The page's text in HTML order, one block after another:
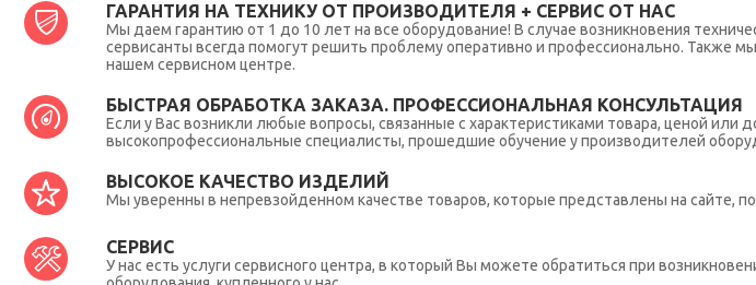
ГАРАНТИЯ НА ТЕХНИКУ ОТ ПРОИЗВОДИТЕЛЯ + СЕРВИС ОТ НАС
Мы даем гарантию от 1 до 10 лет на все оборудование! В случае возникновения
сервисанты всегда помогут решить проблему оперативно и профессионально. Также
нашем сервисном центре.
БЫСТРАЯ ОБРАБОТКА ЗАКАЗА. ПРОФЕССИОНАЛЬНАЯ КОНСУЛЬТАЦИЯ
Если у Вас возникли любые вопросы, связанные с характеристиками товара, ценой или
высокопрофессиональные специалисты, прошедшие обучение у производителей
ВЫСОКОЕ КАЧЕСТВО ИЗДЕЛИЙ
Мы уверенны в непревзойденном качестве товаров, которые представлены на сайте,
СЕРВИС
У нас есть услуги сервисного центра, в который Вы можете обратиться при